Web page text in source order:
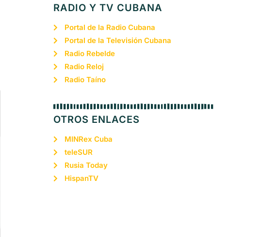
RADIO Y TV CUBANA
Portal de la Radio Cubana
Portal de la Televisión Cubana
Radio Rebelde
Radio Reloj
Radio Taíno
OTROS ENLACES
MINRex Cuba
teleSUR
Rusia Today
HispanTV